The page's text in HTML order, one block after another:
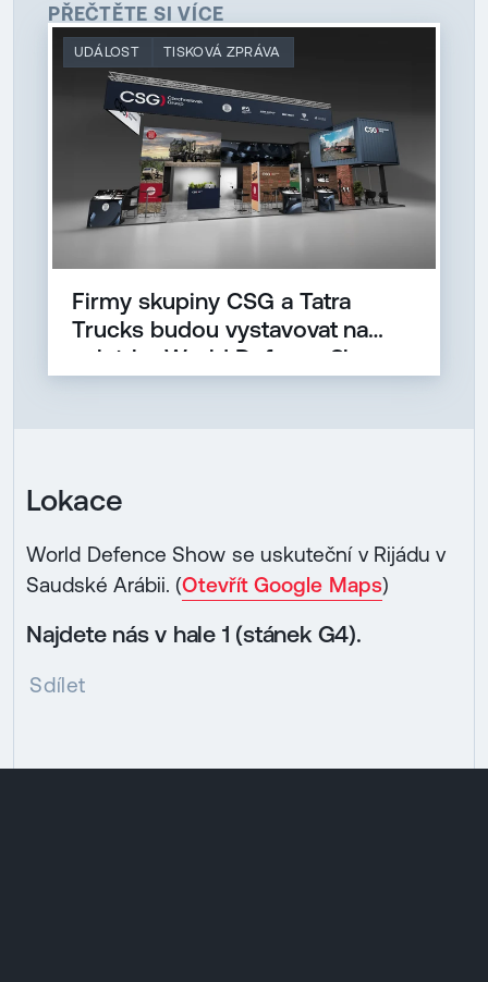
PŘEČTĚTE SI VÍCE
UDÁLOST TISKOVÁ ZPRÁVA
Firmy skupiny CSG a Tatra
Trucks budou vystavovat na
veletrhu World Defense Show
Lokace
World Defence Show se uskuteční v Rijádu v
Saudské Arábii. (Otevřít Google Maps)
Najdete nás v hale 1 (stánek G4).
Sdílet